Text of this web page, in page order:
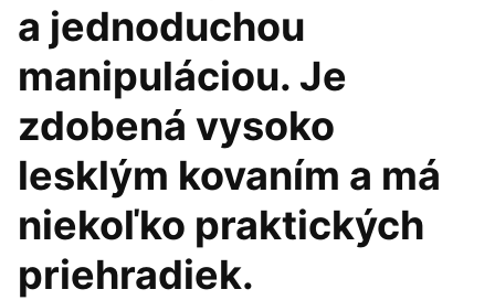
a jednoduchou
manipuláciou. Je
zdobená vysoko
lesklým kovaním a má
niekoľko praktických
priehradiek.